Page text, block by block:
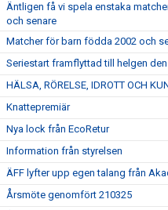
Äntligen få vi spela enstaka
och senare
Matcher för barn födda 2002 och
Seriestart framflyttad till helgen den
HÄLSA, RÖRELSE, IDROTT OCH
Knattepremiär
Nya lock från EcoRetur
Information från styrelsen
ÄFF lyfter upp egen talang från
Årsmöte genomfört 210325